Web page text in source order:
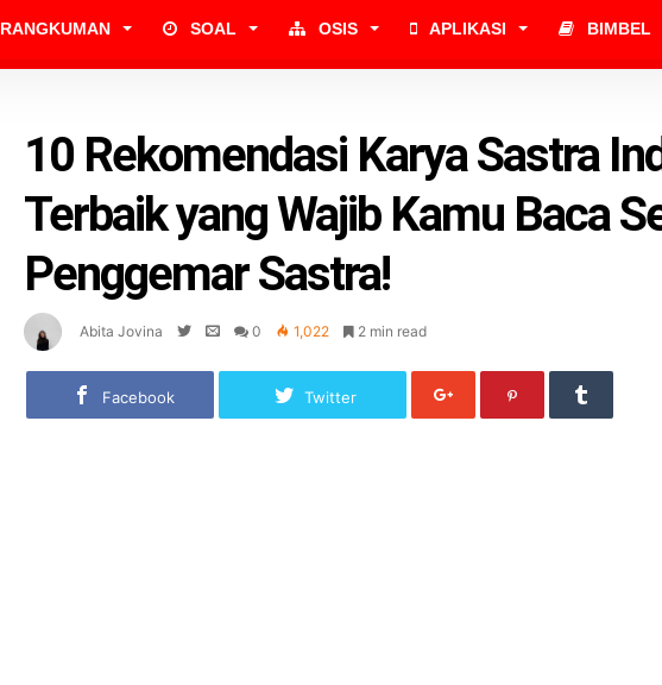
RANGKUMAN SOAL OSIS APLIKASI BIMBEL
10 Rekomendasi Karya Sastra
Terbaik yang Wajib Kamu Baca
Penggemar Sastra!
Abita Jovina 0 1,022 2 min read
Facebook Twitter